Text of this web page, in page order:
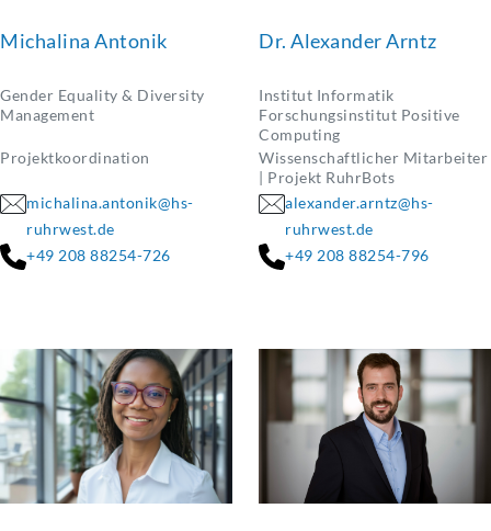
Michalina Antonik
Gender Equality & Diversity
Management
Projektkoordination
michalina.antonik@hs-
ruhrwest.de
+49 208 88254-726
Dr. Alexander Arntz
Institut Informatik
Forschungsinstitut Positive
Computing
Wissenschaftlicher Mitarbeiter
| Projekt RuhrBots
alexander.arntz@hs-
ruhrwest.de
+49 208 88254-796